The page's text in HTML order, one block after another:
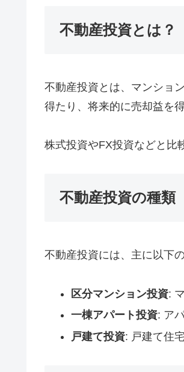
不動産投資とは？
不動産投資とは、マンショ
得たり、将来的に売却益を
株式投資やFX投資などと比
不動産投資の種類
不動産投資には、主に以下
区分マンション投資:
一棟アパート投資: ア
戸建て投資: 戸建て住